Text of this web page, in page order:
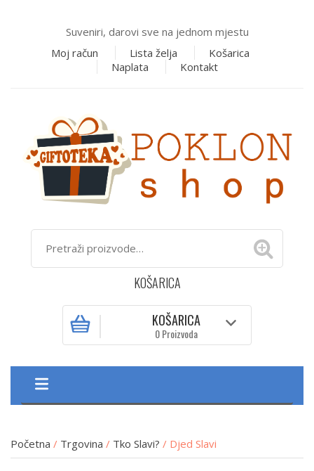
Suveniri, darovi sve na jednom mjestu
Moj račun
Lista želja
Košarica
Naplata
Kontakt
KOŠARICA
KOŠARICA
0 Proizvoda
Početna / Trgovina / Tko Slavi? / Djed Slavi